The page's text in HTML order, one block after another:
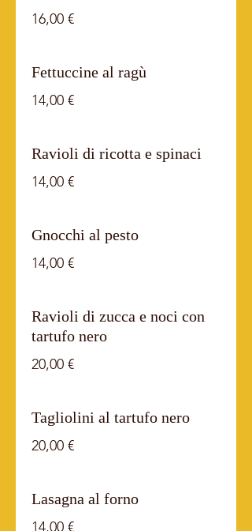
16,00 €
Fettuccine al ragù
14,00 €
Ravioli di ricotta e spinaci
14,00 €
Gnocchi al pesto
14,00 €
Ravioli di zucca e noci con
tartufo nero
20,00 €
Tagliolini al tartufo nero
20,00 €
Lasagna al forno
14,00 €